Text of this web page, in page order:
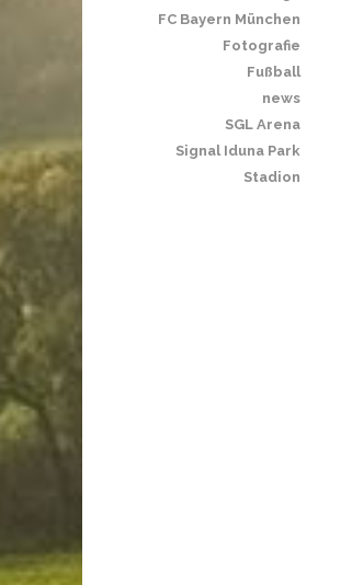
FC Bayern München
Fotografie
Fußball
news
SGL Arena
Signal Iduna Park
Stadion